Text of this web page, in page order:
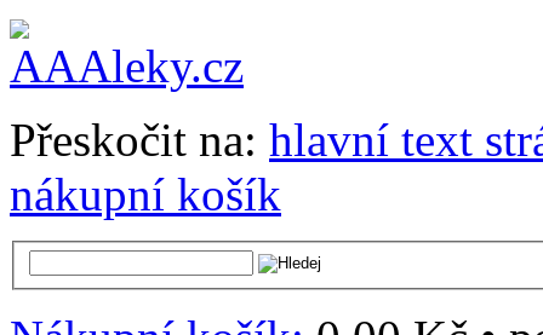
Přeskočit na: hlavní text
nákupní košík